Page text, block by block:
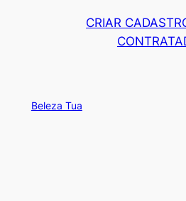
CRIAR
Beleza Tua